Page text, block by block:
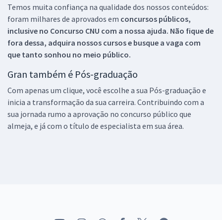
Temos muita confiança na qualidade dos nossos conteúdos:
foram milhares de aprovados em concursos públicos,
inclusive no Concurso CNU com a nossa ajuda. Não fique de
fora dessa, adquira nossos cursos e busque a vaga com
que tanto sonhou no meio público.
Gran também é Pós-graduação
Com apenas um clique, você escolhe a sua Pós-graduação e
inicia a transformação da sua carreira. Contribuindo com a
sua jornada rumo a aprovação no concurso público que
almeja, e já com o título de especialista em sua área.